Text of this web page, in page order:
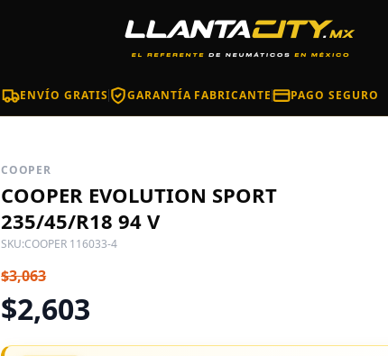
ENVÍO GRATIS GARANTÍA FABRICANTE PAGO SEGURO
COOPER
COOPER EVOLUTION SPORT
235/45/R18 94 V
SKU:COOPER 116033-4
$3,063
$2,603